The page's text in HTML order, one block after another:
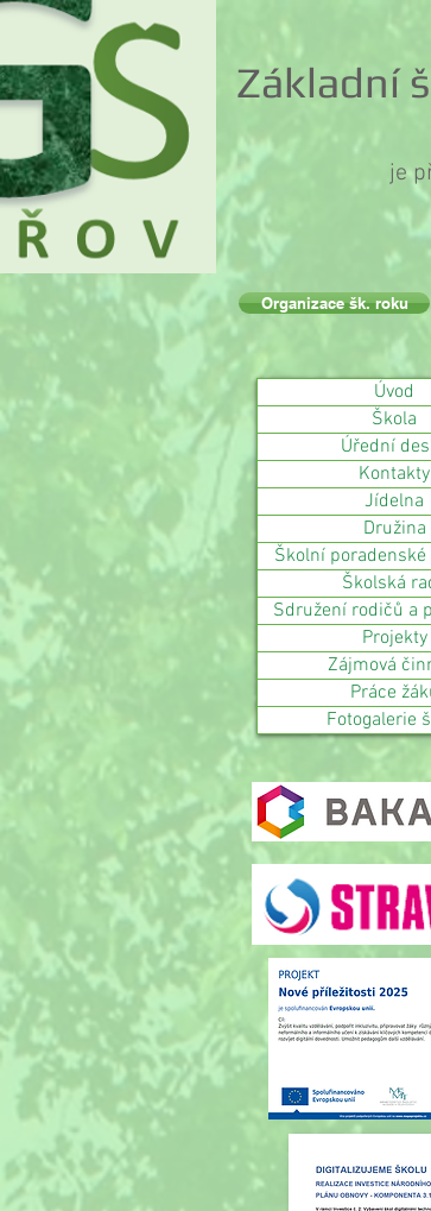
Základní
je
Organizace šk. roku
Úvod
Škola
Úřední
Kontakty
Jídelna
Družina
Školní
Školská
Sdružení rodičů a
Projekty
Zájmová
Práce
Fotogalerie